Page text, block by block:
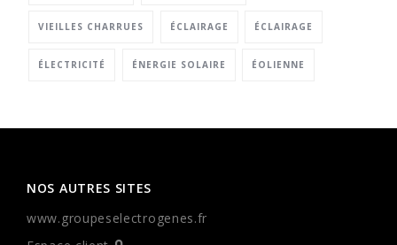
VIEILLES CHARRUES ÉCLAIRAGE ÉCLAIRAGE
ÉLECTRICITÉ ÉNERGIE SOLAIRE ÉOLIENNE
NOS AUTRES SITES
www.groupeselectrogenes.fr